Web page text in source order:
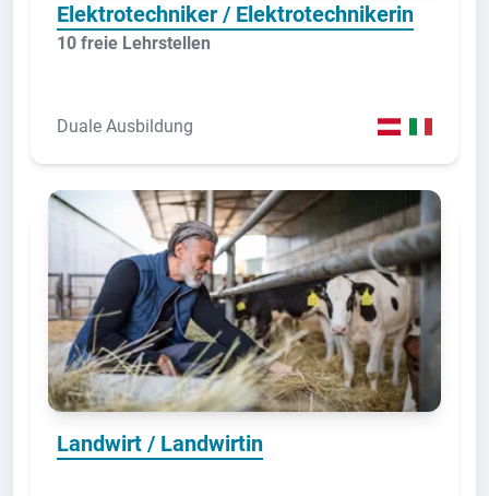
Elektrotechniker / Elektrotechnikerin
10 freie Lehrstellen
Duale Ausbildung
Landwirt / Landwirtin